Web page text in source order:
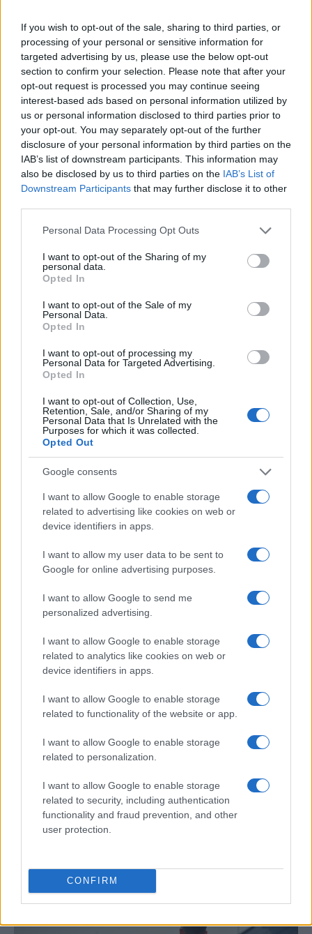
If you wish to opt-out of the sale, sharing to third parties, or
processing of your personal or sensitive information for
targeted advertising by us, please use the below opt-out
section to confirm your selection. Please note that after your
opt-out request is processed you may continue seeing
interest-based ads based on personal information utilized by
us or personal information disclosed to third parties prior to
your opt-out. You may separately opt-out of the further
disclosure of your personal information by third parties on the
IAB’s list of downstream participants. This information may
also be disclosed by us to third parties on the IAB’s List of
Downstream Participants that may further disclose it to other
Please note that this website/app uses one or more Google
not limited to your visit or usage behaviour. You may click to
grant or deny consent to Google and its third-party tags to
use your data for below specified purposes in below Google
consent section.
Personal Data Processing Opt Outs
I want to opt-out of the Sharing of my
personal data.
Opted In
I want to opt-out of the Sale of my
Personal Data.
Opted In
I want to opt-out of processing my
Personal Data for Targeted Advertising.
Opted In
I want to opt-out of Collection, Use,
Retention, Sale, and/or Sharing of my
Personal Data that Is Unrelated with the
Purposes for which it was collected.
Opted Out
Google consents
I want to allow Google to enable storage
related to advertising like cookies on web or
device identifiers in apps.
I want to allow my user data to be sent to
Google for online advertising purposes.
I want to allow Google to send me
personalized advertising.
I want to allow Google to enable storage
related to analytics like cookies on web or
device identifiers in apps.
I want to allow Google to enable storage
related to functionality of the website or app.
I want to allow Google to enable storage
related to personalization.
I want to allow Google to enable storage
related to security, including authentication
functionality and fraud prevention, and other
user protection.
CONFIRM
Nuevo giro en el caso Yéremi Vargas:
desvelan el informe forense
El ‘caso Yéremi Vargas’, el niño desaparecido en 2007…
CRÓNICA
Rioja finaliza con celebración
gastronómica
La Universidad de La Rioja despidió a 60…
CRÓNICA
Tragedia en Santa Susanna: un bombero
fallece durante un incendio en un hotel
Un bombero de la Generalitat pierde la vida…
CRÓNICA
Masacre de Bolonia: el atentado que
El 2 de agosto de 1980, una bomba…